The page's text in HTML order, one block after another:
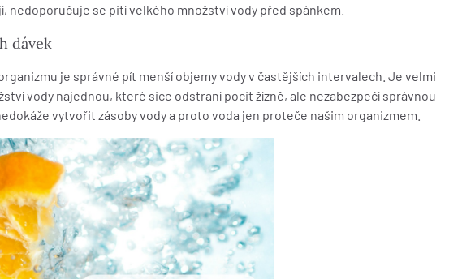
nedoporučuje se pití velkého množství vody před spánkem.
dávek
je správné pít menší objemy vody v častějších intervalech. Je velmi
vody najednou, které sice odstraní pocit žízně, ale nezabezpečí správnou
vytvořit zásoby vody a proto voda jen proteče našim organizmem.